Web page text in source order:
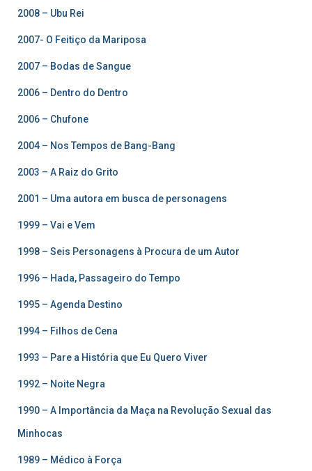
2008 – Ubu Rei
2007- O Feitiço da Mariposa
2007 – Bodas de Sangue
2006 – Dentro do Dentro
2006 – Chufone
2004 – Nos Tempos de Bang-Bang
2003 – A Raiz do Grito
2001 – Uma autora em busca de personagens
1999 – Vai e Vem
1998 – Seis Personagens à Procura de um Autor
1996 – Hada, Passageiro do Tempo
1995 – Agenda Destino
1994 – Filhos de Cena
1993 – Pare a História que Eu Quero Viver
1992 – Noite Negra
1990 – A Importância da Maça na Revolução Sexual das
Minhocas
1989 – Médico à Força